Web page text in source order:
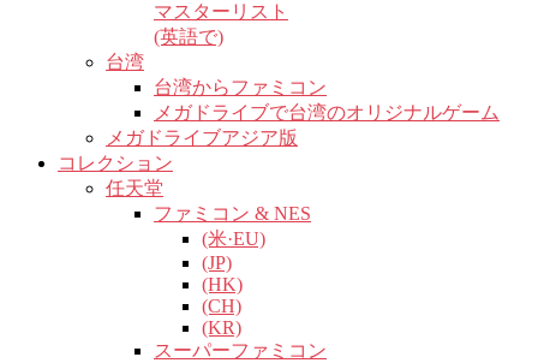
マスターリスト
(英語で)
台湾
台湾からファミコン
メガドライブで台湾のオリジナルゲーム
メガドライブアジア版
コレクション
任天堂
ファミコン & NES
(米·EU)
(JP)
(HK)
(CH)
(KR)
スーパーファミコン